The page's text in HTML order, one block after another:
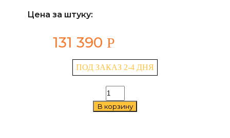
Цена за штуку:
131 390 Р
ПОД ЗАКАЗ 2-4 ДНЯ
Количество
товара
Voltyre
В корзину